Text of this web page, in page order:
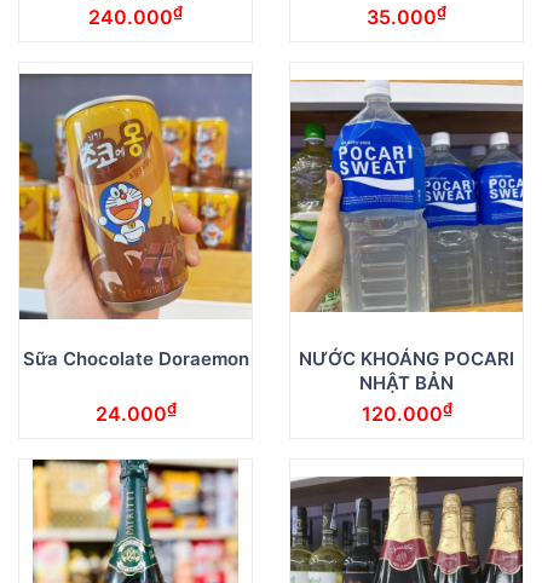
240.000₫ 35.000₫
Sữa Chocolate Doraemon
24.000₫
NƯỚC KHOÁNG POCARI
NHẬT BẢN
120.000₫